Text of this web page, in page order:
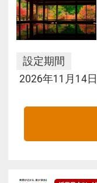
設定期間
2026年11月14